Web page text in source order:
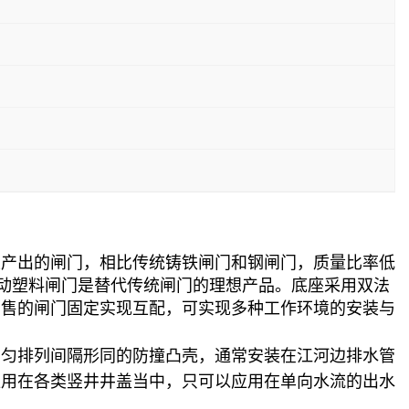
出的闸门，相比传统铸铁闸门和钢闸门，质量比率低
塑料闸门是替代传统闸门的理想产品。底座采用双法
的闸门固定实现互配，可实现多种工作环境的安装与
排列间隔形同的防撞凸壳，通常安装在江河边排水管
在各类竖井井盖当中，只可以应用在单向水流的出水